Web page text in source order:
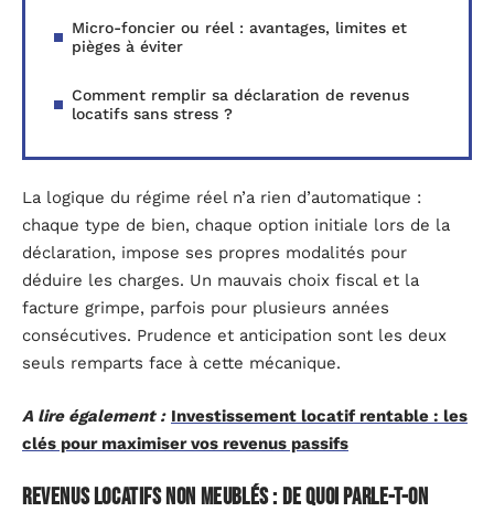
Micro-foncier ou réel : avantages, limites et
pièges à éviter
Comment remplir sa déclaration de revenus
locatifs sans stress ?
La logique du régime réel n’a rien d’automatique :
chaque type de bien, chaque option initiale lors de la
déclaration, impose ses propres modalités pour
déduire les charges. Un mauvais choix fiscal et la
facture grimpe, parfois pour plusieurs années
consécutives. Prudence et anticipation sont les deux
seuls remparts face à cette mécanique.
A lire également : Investissement locatif rentable : les
clés pour maximiser vos revenus passifs
Revenus locatifs non meublés : de quoi parle-t-on